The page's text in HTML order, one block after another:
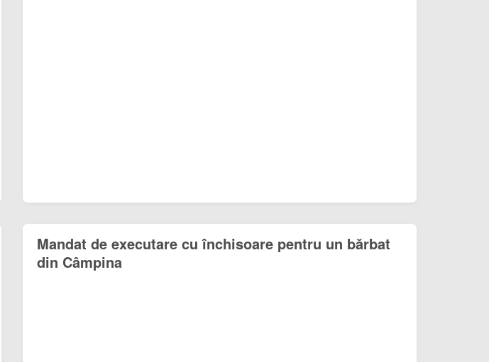
Mandat de executare cu închisoare pentru un bărbat
din Câmpina